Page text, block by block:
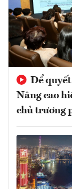
Để
Nâng cao
chủ trương